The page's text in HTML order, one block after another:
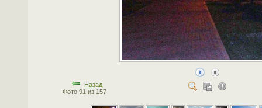
Назад
Фото 91 из 157